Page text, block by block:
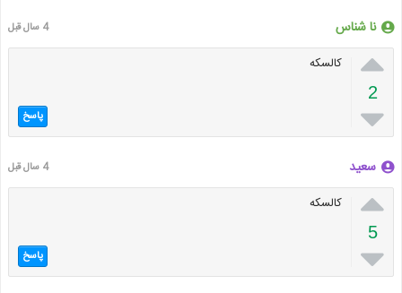
نا شناس 4 سال قبل

2

کالسکه
پاسخ
سعید 4 سال قبل

5

کالسکه
پاسخ